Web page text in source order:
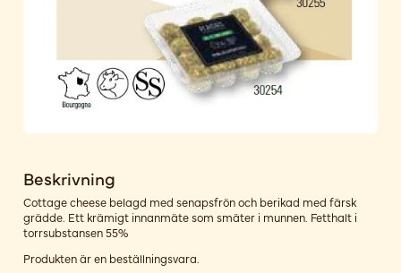
Beskrivning
Cottage cheese belagd med senapsfrön och berikad med färsk
grädde. Ett krämigt innanmäte som smäter i munnen. Fetthalt i
torrsubstansen 55%
Produkten är en beställningsvara.